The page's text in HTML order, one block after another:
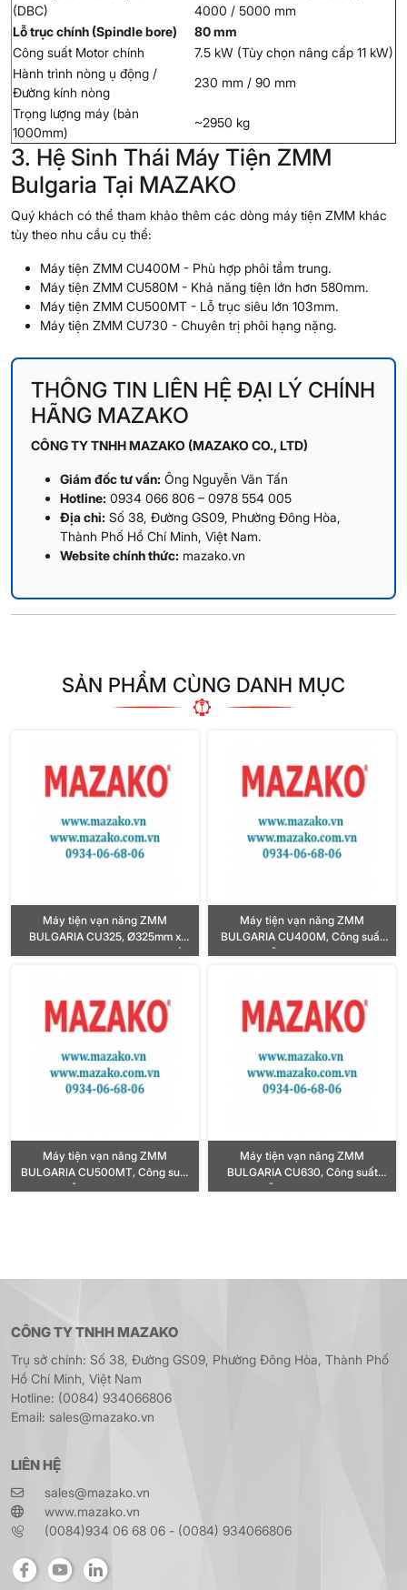
(DBC)
4000 / 5000 mm
Lỗ trục chính (Spindle bore)
80 mm
Công suất Motor chính
7.5 kW (Tùy chọn nâng cấp 11 kW)
Hành trình nòng ụ động /
Đường kính nòng
230 mm / 90 mm
Trọng lượng máy (bản
1000mm)
~2950 kg
3. Hệ Sinh Thái Máy Tiện ZMM
Bulgaria Tại MAZAKO
Quý khách có thể tham khảo thêm các dòng máy tiện ZMM khác
tùy theo nhu cầu cụ thể:
Máy tiện ZMM CU400M - Phù hợp phôi tầm trung.
Máy tiện ZMM CU580M - Khả năng tiện lớn hơn 580mm.
Máy tiện ZMM CU500MT - Lỗ trục siêu lớn 103mm.
Máy tiện ZMM CU730 - Chuyên trị phôi hạng nặng.
THÔNG TIN LIÊN HỆ ĐẠI LÝ CHÍNH
HÃNG MAZAKO
CÔNG TY TNHH MAZAKO (MAZAKO CO., LTD)
Giám đốc tư vấn: Ông Nguyễn Văn Tấn
Hotline: 0934 066 806 – 0978 554 005
Địa chỉ: Số 38, Đường GS09, Phường Đông Hòa,
Thành Phố Hồ Chí Minh, Việt Nam.
Website chính thức: mazako.vn
SẢN PHẨM CÙNG DANH MỤC
Máy tiện vạn năng ZMM
BULGARIA CU325, Ø325mm x
500 / 750 / 1000mm, Công suất
Máy tiện vạn năng ZMM
BULGARIA CU400M, Công suất
10HP, Lỗ trục chính Ø80mm
Máy tiện vạn năng ZMM
BULGARIA CU500MT, Công suất
10HP, Lỗ trục chính Ø103mm
Máy tiện vạn năng ZMM
BULGARIA CU630, Công suất
10HP, Lỗ trục chính Ø103mm
CÔNG TY TNHH MAZAKO
Trụ sở chính: Số 38, Đường GS09, Phường Đông Hòa, Thành Phố
Hồ Chí Minh, Việt Nam
Hotline: (0084) 934066806
Email: sales@mazako.vn
LIÊN HỆ
sales@mazako.vn
www.mazako.vn
(0084)934 06 68 06 - (0084) 934066806